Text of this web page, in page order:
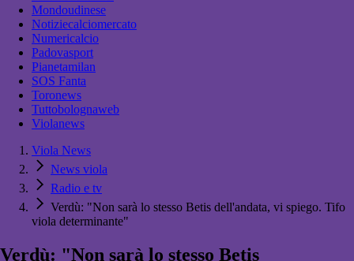
Mondoudinese
Notiziecalciomercato
Numericalcio
Padovasport
Pianetamilan
SOS Fanta
Toronews
Tuttobolognaweb
Violanews
Viola News
News viola
Radio e tv
Verdù: "Non sarà lo stesso Betis dell'andata, vi spiego. Tifo
viola determinante"
Verdù: "Non sarà lo stesso Betis